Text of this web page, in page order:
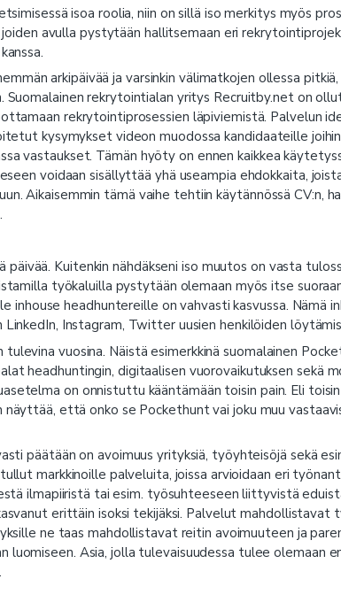
isoa roolia, niin on sillä iso merkitys myös
avulla pystytään hallitsemaan eri
arkipäivää ja varsinkin välimatkojen ollessa
rekrytointialan yritys Recruitby.net on
rekrytointiprosessien läpiviemistä. Palvelun
kysymykset videon muodossa kandidaateille
vastaukset. Tämän hyöty on ennen kaikkea
voidaan sisällyttää yhä useampia ehdokkaita,
Aikaisemmin tämä vaihe tehtiin käytännössä CV:n,
päivää. Kuitenkin nähdäkseni iso muutos on vasta
työkaluilla pystytään olemaan myös itse
inhouse headhuntereille on vahvasti kasvussa. Nämä
Instagram, Twitter uusien henkilöiden
vuosina. Näistä esimerkkinä suomalainen
headhuntingin, digitaalisen vuorovaikutuksen sekä
on onnistuttu kääntämään toisin pain. Eli
että onko se Pockethunt vai joku muu
päätään on avoimuus yrityksiä, työyhteisöjä sekä
markkinoille palveluita, joissa arvioidaan eri
ilmapiiristä tai esim. työsuhteeseen liittyvistä
erittäin isoksi tekijäksi. Palvelut
ne taas mahdollistavat reitin avoimuuteen ja
luomiseen. Asia, jolla tulevaisuudessa tulee olemaan